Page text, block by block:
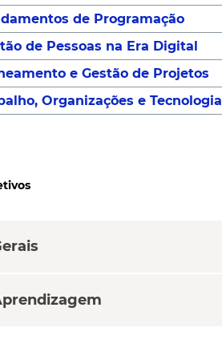
de Programação
de Pessoas na Era Digital
e Gestão de Projetos
Organizações e Tecnologia